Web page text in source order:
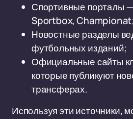
Спортивные порталы
Sportbox, Championat;
Новостные разделы
футбольных изданий;
Официальные сайты
которые публикуют
трансферах.
Используя эти источники,